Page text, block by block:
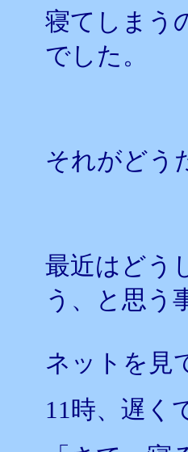
寝てしまう
でした。
それがどう
最近はどう
う、と思う
ネットを見
11時、遅く